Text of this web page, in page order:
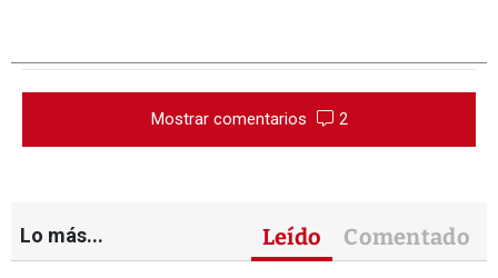
Mostrar comentarios 2
Lo más... Leído Comentado